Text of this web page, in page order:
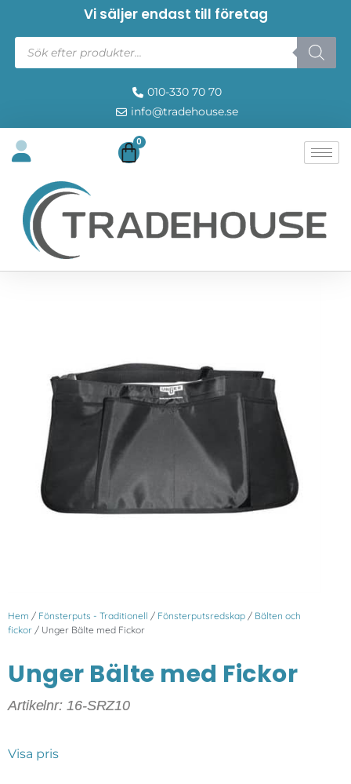
Vi säljer endast till företag
010-330 70 70
info@tradehouse.se
0
Hem / Fönsterputs - Traditionell / Fönsterputsredskap / Bälten och
fickor / Unger Bälte med Fickor
Unger Bälte med Fickor
Artikelnr: 16-SRZ10
Visa pris